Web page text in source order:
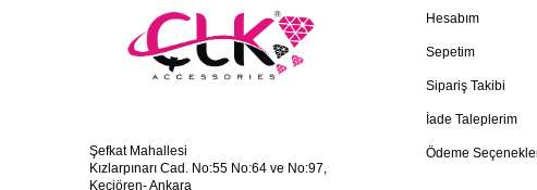
Şefkat Mahallesi
Kızlarpınarı Cad. No:55 No:64 ve No:97,
Keçiören- Ankara
Hesabım
Sepetim
Sipariş Takibi
İade Taleplerim
Ödeme